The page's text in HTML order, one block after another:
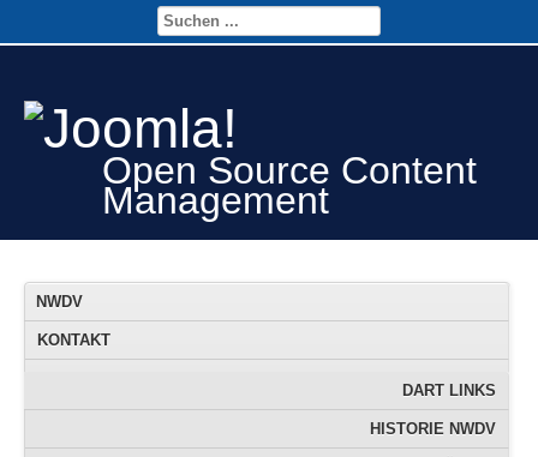
Open Source Content
Management
NWDV
JUGEND
KONTAKT
FTS-TERMINE
FTS DATENBANK
DART LINKS
HISTORIE NWDV